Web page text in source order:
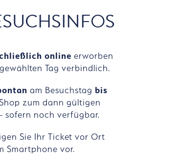
online erworben
Tag verbindlich.
am Besuchstag bis
zum dann gültigen
sofern noch verfügbar.
Sie Ihr Ticket vor Ort
Smartphone vor.